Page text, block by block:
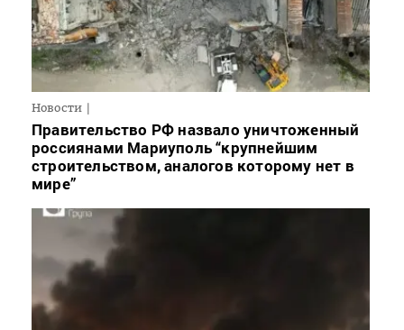
Новости
Правительство РФ назвало уничтоженный
россиянами Мариуполь “крупнейшим
строительством, аналогов которому нет в
мире”